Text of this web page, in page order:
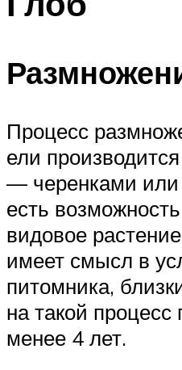
Процесс
ели
— черенками или
есть
видовое
имеет смысл в
питомника,
на такой процесс
менее 4 лет.